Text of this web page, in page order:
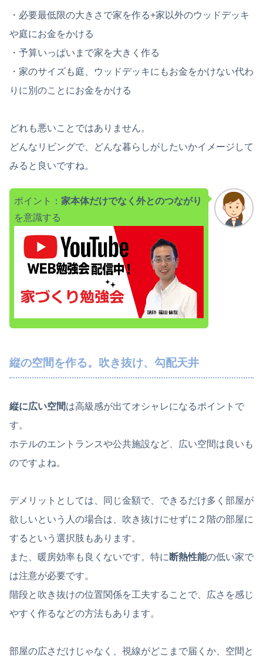
・必要最低限の大きさで家を作る+家以外のウッドデッキ
や庭にお金をかける
・予算いっぱいまで家を大きく作る
・家のサイズも庭、ウッドデッキにもお金をかけない代わ
りに別のことにお金をかける
どれも悪いことではありません。
どんなリビングで、どんな暮らしがしたいかイメージして
みると良いですね。
ポイント： 家本体だけでなく外とのつながり
を意識する
縦の空間を作る。吹き抜け、勾配天井
縦に広い空間は高級感が出てオシャレになるポイントで
す。
ホテルのエントランスや公共施設など、広い空間は良いも
のですよね。
デメリットとしては、同じ金額で、できるだけ多く部屋が
欲しいという人の場合は、吹き抜けにせずに２階の部屋に
するという選択肢もあります。
また、暖房効率も良くないです。特に 断熱性能の低い家で
は注意が必要です。
階段と吹き抜けの位置関係を工夫することで、広さを感じ
やすく作るなどの方法もあります。
部屋の広さだけじゃなく、視線がどこまで届くか、空間と